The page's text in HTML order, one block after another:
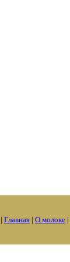
| Главная | О молоке |